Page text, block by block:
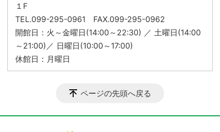
１F
TEL.099-295-0961 FAX.099-295-0962
開館日：火～金曜日(14:00～22:30) ／ 土曜日(14:00
～21:00)／ 日曜日(10:00～17:00)
休館日：月曜日
ページの先頭へ戻る